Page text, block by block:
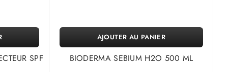
SPF BIODERMA SEBIUM H2O 500 ML
AJOUTER AU PANIER